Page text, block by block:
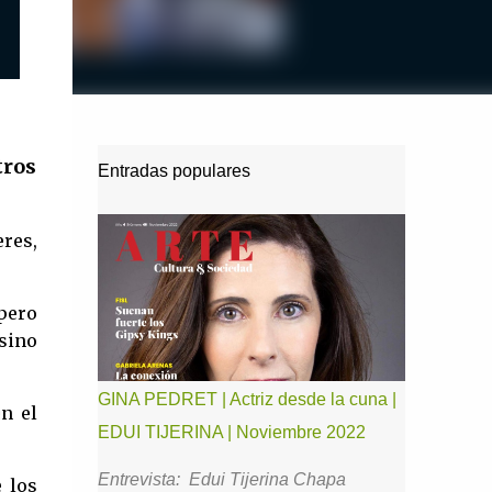
el
los
Entradas populares
GINA PEDRET | Actriz desde la cuna |
EDUI TIJERINA | Noviembre 2022
Entrevista: Edui Tijerina Chapa